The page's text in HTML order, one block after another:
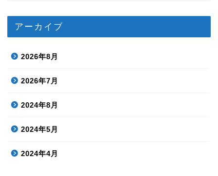
アーカイブ
2026年8月
2026年7月
2024年8月
2024年5月
2024年4月